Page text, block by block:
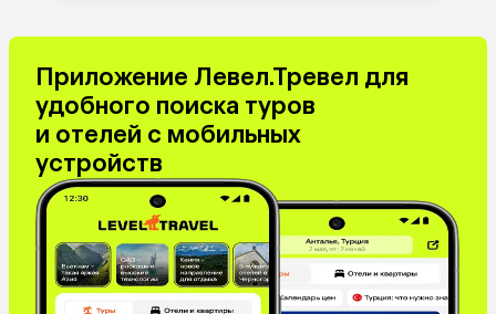
Приложение Левел.Тревел для
удобного поиска туров
и отелей с мобильных
устройств